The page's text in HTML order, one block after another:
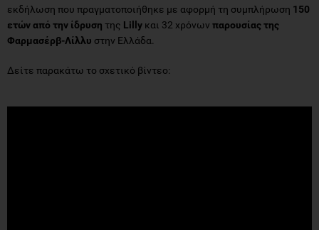
εκδήλωση που πραγματοποιήθηκε με αφορμή τη συμπλήρωση 150
ετών από την ίδρυση της Lilly και 32 χρόνων παρουσίας της
Φαρμασέρβ-Λίλλυ στην Ελλάδα.
Δείτε παρακάτω το σχετικό βίντεο: